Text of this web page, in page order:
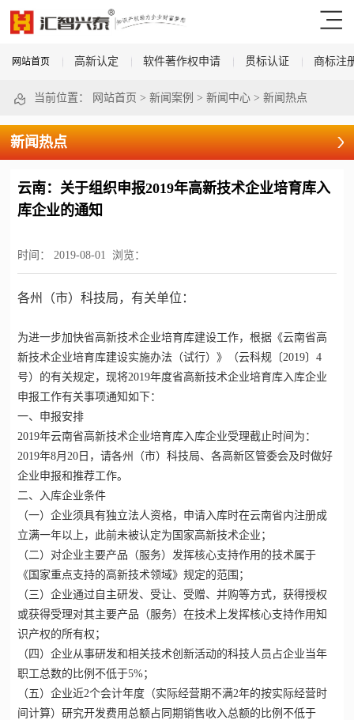
网站首页 高新认定 软件著作权申请 贯标认证 商标注
当前位置： 网站首页 > 新闻案例 > 新闻中心> 新闻热点
新闻热点
云南：关于组织申报2019年高新技术企业培育库入
库企业的通知
时间： 2019-08-01 浏览：
各州（市）科技局，有关单位：
为进一步加快省高新技术企业培育库建设工作，根据《云南省高
新技术企业培育库建设实施办法（试行）》（云科规〔2019〕4
号）的有关规定，现将2019年度省高新技术企业培育库入库企业
申报工作有关事项通知如下：
一、申报安排
2019年云南省高新技术企业培育库入库企业受理截止时间为：
2019年8月20日，请各州（市）科技局、各高新区管委会及时做好
企业申报和推荐工作。
二、入库企业条件
（一）企业须具有独立法人资格，申请入库时在云南省内注册成
立满一年以上，此前未被认定为国家高新技术企业；
（二）对企业主要产品（服务）发挥核心支持作用的技术属于
《国家重点支持的高新技术领域》规定的范围；
（三）企业通过自主研发、受让、受赠、并购等方式，获得授权
或获得受理对其主要产品（服务）在技术上发挥核心支持作用知
识产权的所有权；
（四）企业从事研发和相关技术创新活动的科技人员占企业当年
职工总数的比例不低于5%；
（五）企业近2个会计年度（实际经营期不满2年的按实际经营时
间计算）研究开发费用总额占同期销售收入总额的比例不低于